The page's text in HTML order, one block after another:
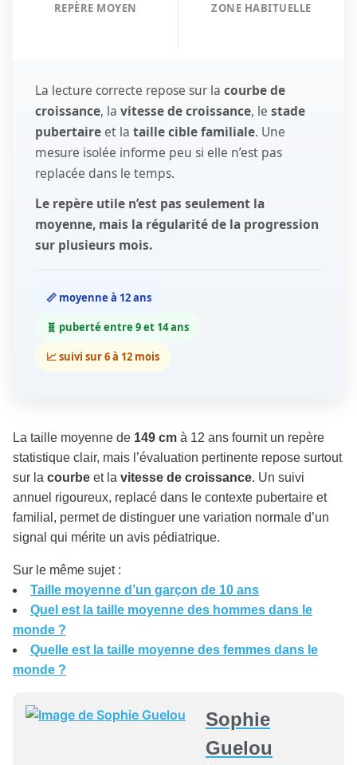
REPÈRE MOYEN ZONE HABITUELLE
La lecture correcte repose sur la courbe de
croissance, la vitesse de croissance, le stade
pubertaire et la taille cible familiale. Une
mesure isolée informe peu si elle n’est pas
replacée dans le temps.
Le repère utile n’est pas seulement la
moyenne, mais la régularité de la progression
sur plusieurs mois.
📏 moyenne à 12 ans
🧬 puberté entre 9 et 14 ans
📈 suivi sur 6 à 12 mois
La taille moyenne de 149 cm à 12 ans fournit un repère
statistique clair, mais l’évaluation pertinente repose surtout
sur la courbe et la vitesse de croissance. Un suivi
annuel rigoureux, replacé dans le contexte pubertaire et
familial, permet de distinguer une variation normale d’un
signal qui mérite un avis pédiatrique.
Sur le même sujet :
Taille moyenne d’un garçon de 10 ans
Quel est la taille moyenne des hommes dans le
monde ?
Quelle est la taille moyenne des femmes dans le
monde ?
Sophie
Guelou